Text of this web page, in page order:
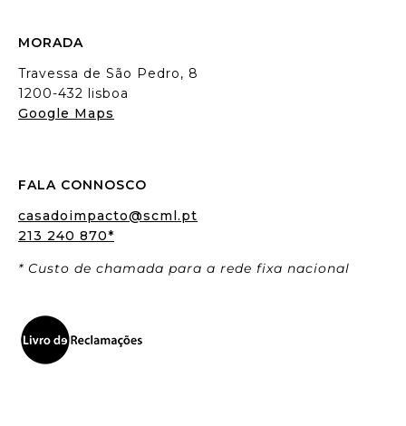
MORADA
Travessa de São Pedro, 8
1200-432 lisboa
Google Maps
FALA CONNOSCO
casadoimpacto@scml.pt
213 240 870*
* Custo de chamada para a rede fixa nacional